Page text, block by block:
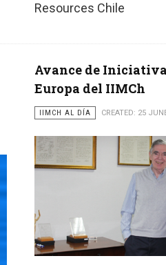
Resources Chile
Avance de
Europa del IIMCh
IIMCH AL DÍA CREATED: 25